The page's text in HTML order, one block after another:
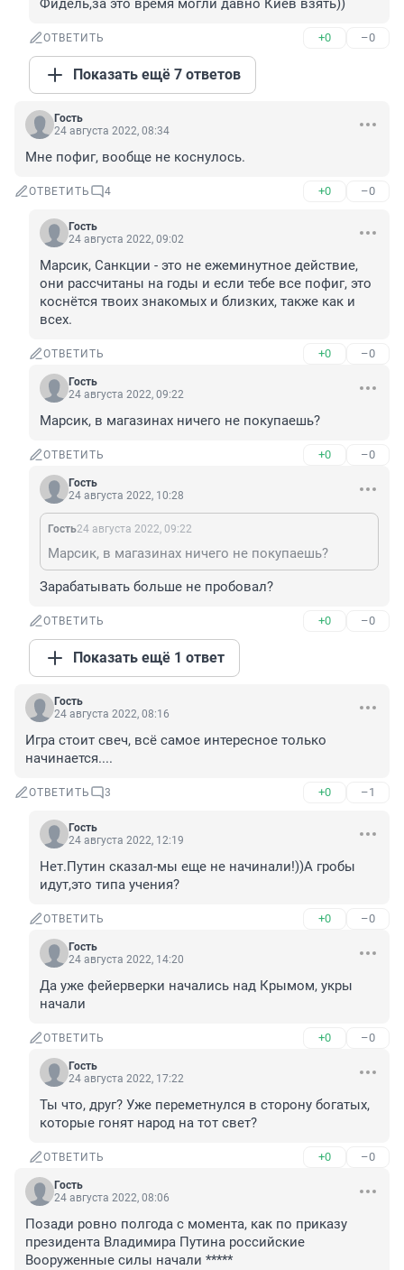
Фидель,за это время могли давно Киев взять))
ОТВЕТИТЬ +0 –0
Показать ещё 7 ответов
Гость
24 августа 2022, 08:34
Мне пофиг, вообще не коснулось.
ОТВЕТИТЬ 4 +0 –0
Гость
24 августа 2022, 09:02
Марсик, Санкции - это не ежеминутное действие,
они рассчитаны на годы и если тебе все пофиг, это
коснётся твоих знакомых и близких, также как и
всех.
ОТВЕТИТЬ +0 –0
Гость
24 августа 2022, 09:22
Марсик, в магазинах ничего не покупаешь?
ОТВЕТИТЬ +0 –0
Гость
24 августа 2022, 10:28
Гость24 августа 2022, 09:22
Марсик, в магазинах ничего не покупаешь?
Зарабатывать больше не пробовал?
ОТВЕТИТЬ +0 –0
Показать ещё 1 ответ
Гость
24 августа 2022, 08:16
Игра стоит свеч, всё самое интересное только
начинается....
ОТВЕТИТЬ 3 +0 –1
Гость
24 августа 2022, 12:19
Нет.Путин сказал-мы еще не начинали!))А гробы
идут,это типа учения?
ОТВЕТИТЬ +0 –0
Гость
24 августа 2022, 14:20
Да уже фейерверки начались над Крымом, укры
начали
ОТВЕТИТЬ +0 –0
Гость
24 августа 2022, 17:22
Ты что, друг? Уже переметнулся в сторону богатых,
которые гонят народ на тот свет?
ОТВЕТИТЬ +0 –0
Гость
24 августа 2022, 08:06
Позади ровно полгода с момента, как по приказу
президента Владимира Путина российские
Вооруженные силы начали *****